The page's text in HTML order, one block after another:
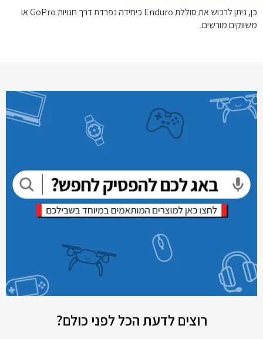
כן, ניתן לרכוש את סוללת Enduro כיחידה נפרדת דרך חנויות GoPro או
משווקים מורשים.
רוצים לדעת הכל לפני כולם?